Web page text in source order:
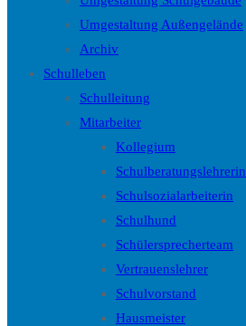
Umgestaltung Außengelände
Archiv
Schulleben
Schulleitung
Mitarbeiter
Kollegium
Schulberatungslehrerin
Schulsozialarbeiterin
Schulhund
Schülersprecherteam
Vertrauenslehrer
Schulvorstand
Hausmeister